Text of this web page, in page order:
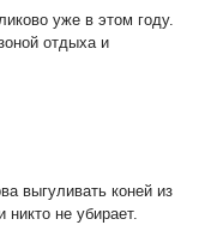
уже в этом году.
отдыха и
выгуливать коней из
не убирает.